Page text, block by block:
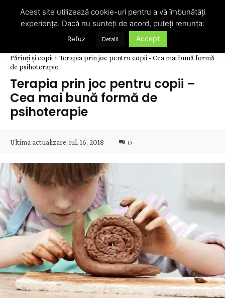
Părinți și copii
Terapia prin joc pentru copii - Cea mai bună formă
de psihoterapie
Terapia prin joc pentru copii –
Cea mai bună formă de
psihoterapie
Ultima actualizare: iul. 16, 2018 0
Acest site utilizează cookie-uri pentru a vă îmbunătăți
experiența. Dacă nu sunteți de acord, puteți renunța:
Refuz Detalii Accept